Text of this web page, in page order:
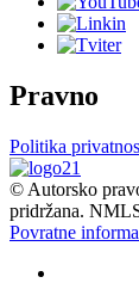
Pravno
Politika
© Autorsko
pridržana.
Povratne